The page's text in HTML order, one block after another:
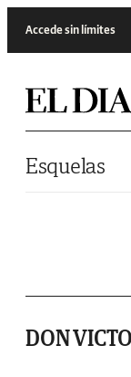
Accede sin límites
Esquelas
DON